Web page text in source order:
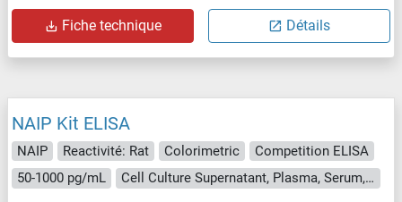
Fiche technique Détails
NAIP Kit ELISA
NAIP Reactivité: Rat Colorimetric
Competition ELISA
50-1000 pg/mL
Cell Culture Supernatant, Plasma, Serum, Tissue Homogenate